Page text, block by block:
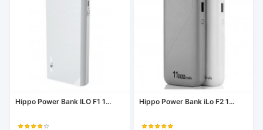
Hippo Power Bank ILO F1 1... Hippo Power Bank iLo F2 1...